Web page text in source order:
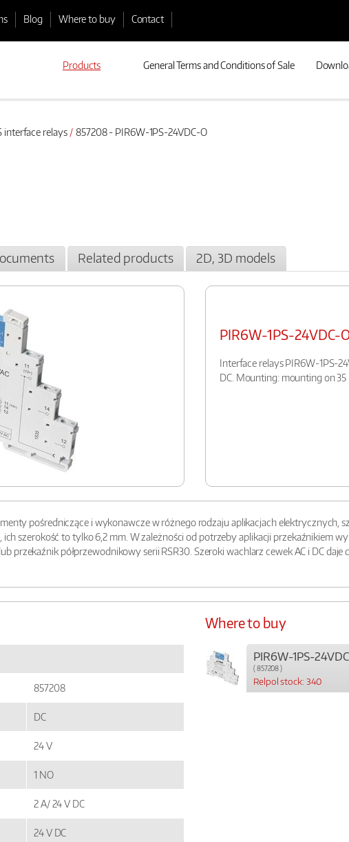
Blog Where to buy Contact
Products General Terms and Conditions of Sale
interface relays 857208 - PIR6W-1PS-24VDC-O
Related products 2D, 3D models
PIR6W-1PS-24VDC-
Interface relays PIR6W-1PS-
DC. Mounting: mounting on
pośredniczące i wykonawcze w różnego rodzaju aplikacjach elektrycznych,
ich szerokość to tylko 6,2 mm. W zależności od potrzeby aplikacji przekaźnikiem
przekaźnik półprzewodnikowy serii RSR30. Szeroki wachlarz cewek AC i DC
857208
DC
24 V
1 NO
2 A/ 24 V DC
24 V DC
Where to buy
PIR6W-1PS-
( 857208 )
Relpol stock: 340